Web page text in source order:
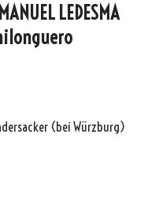
LEDESMA
(bei Würzburg)